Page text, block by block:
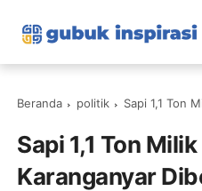
Beranda politik Sapi 1,1 Ton Milik
Sapi 1,1 Ton
Karanganyar